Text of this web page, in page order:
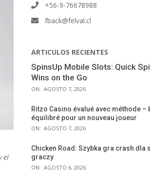
el
+56-9-76678988
fback@felval.cl
ARTICULOS RECIENTES
SpinsUp Mobile Slots: Quick
Wins on the Go
ON: AGOSTO 7, 2026
Ritzo Casino évalué avec méthode –
équilibré pour un nouveau joueur
ON: AGOSTO 7, 2026
Chicken Road: Szybka gra crash dla
graczy
ON: AGOSTO 6, 2026